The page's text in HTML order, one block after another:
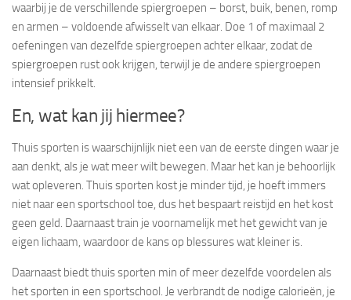
waarbij je de verschillende spiergroepen – borst, buik, benen, romp
en armen – voldoende afwisselt van elkaar. Doe 1 of maximaal 2
oefeningen van dezelfde spiergroepen achter elkaar, zodat de
spiergroepen rust ook krijgen, terwijl je de andere spiergroepen
intensief prikkelt.
En, wat kan jij hiermee?
Thuis sporten is waarschijnlijk niet een van de eerste dingen waar je
aan denkt, als je wat meer wilt bewegen. Maar het kan je behoorlijk
wat opleveren. Thuis sporten kost je minder tijd, je hoeft immers
niet naar een sportschool toe, dus het bespaart reistijd en het kost
geen geld. Daarnaast train je voornamelijk met het gewicht van je
eigen lichaam, waardoor de kans op blessures wat kleiner is.
Daarnaast biedt thuis sporten min of meer dezelfde voordelen als
het sporten in een sportschool. Je verbrandt de nodige calorieën, je